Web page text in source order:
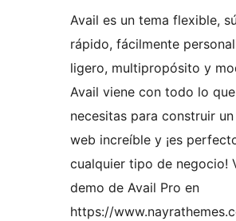
Avail es un tema flexible,
rápido, fácilmente
ligero, multipropósito y
Avail viene con todo lo que
necesitas para construir
web increíble y ¡es
cualquier tipo de negocio!
demo de Avail Pro en
https://